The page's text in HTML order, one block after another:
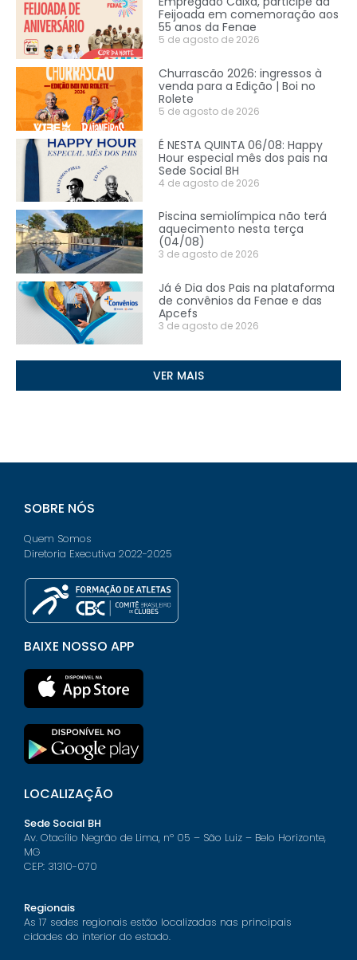
Feijoada em comemoração aos
55 anos da Fenae
5 de agosto de 2026
Churrascão 2026: ingressos à
venda para a Edição | Boi no
Rolete
5 de agosto de 2026
É NESTA QUINTA 06/08: Happy
Hour especial mês dos pais na
Sede Social BH
4 de agosto de 2026
Piscina semiolímpica não terá
aquecimento nesta terça
(04/08)
3 de agosto de 2026
Já é Dia dos Pais na plataforma
de convênios da Fenae e das
Apcefs
3 de agosto de 2026
VER MAIS
SOBRE NÓS
Quem Somos
Diretoria Executiva 2022-2025
BAIXE NOSSO APP
LOCALIZAÇÃO
Sede Social BH
Av. Otacílio Negrão de Lima, nº 05 – São Luiz – Belo Horizonte,
MG
CEP: 31310-070
Regionais
As 17 sedes regionais estão localizadas nas principais
cidades do interior do estado.